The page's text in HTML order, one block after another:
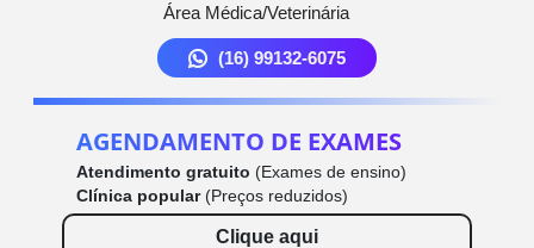
Área Médica/Veterinária
(16) 99132-6075
AGENDAMENTO DE EXAMES
Atendimento gratuito (Exames de ensino)
Clínica popular(Preços reduzidos)
Clique aqui